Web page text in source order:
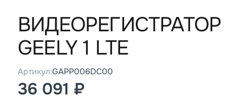
ВИДЕОРЕГИСТРАТОР
GEELY 1 LTE
Артикул:GAPP006DC00
36 091 ₽